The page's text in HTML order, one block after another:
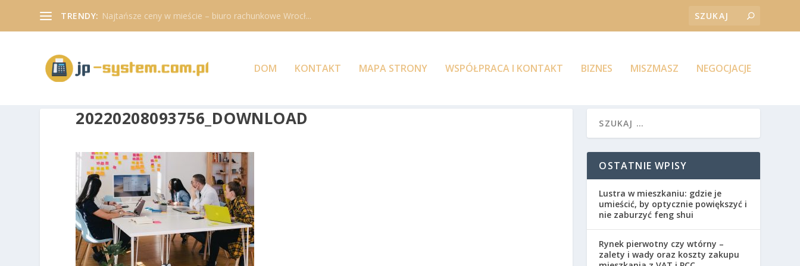
TRENDY: Najtańsze ceny w mieście – biuro rachunkowe Wrocł...
DOM KONTAKT MAPA STRONY WSPÓŁPRACA I KONTAKT BIZNES MISZMASZ NEGOCJACJE
20220208093756_DOWNLOAD
OSTATNIE WPISY
Lustra w mieszkaniu: gdzie je
umieścić, by optycznie powiększyć i
nie zaburzyć feng shui
Rynek pierwotny czy wtórny –
zalety i wady oraz koszty zakupu